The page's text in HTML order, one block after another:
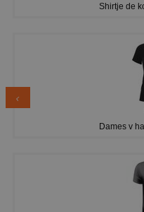
Shirtje de
Dames v